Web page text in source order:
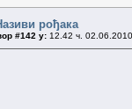
рођака
#142 у: 12.42 ч.